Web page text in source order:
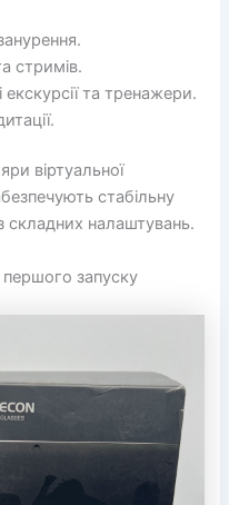
стримів.
екскурсії та тренажери.
віртуальної
стабільну
складних налаштувань.
першого запуску